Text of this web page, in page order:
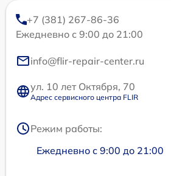
+7 (381) 267-86-36
Ежедневно с 9:00 до 21:00
info@flir-repair-center.ru
ул. 10 лет Октября, 70
Адрес сервисного центра FLIR
Режим работы:
Ежедневно с 9:00 до 21:00